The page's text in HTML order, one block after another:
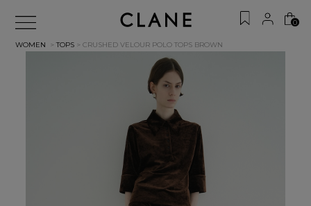
0
WOMEN >TOPS > CRUSHED VELOUR POLO TOPS BROWN